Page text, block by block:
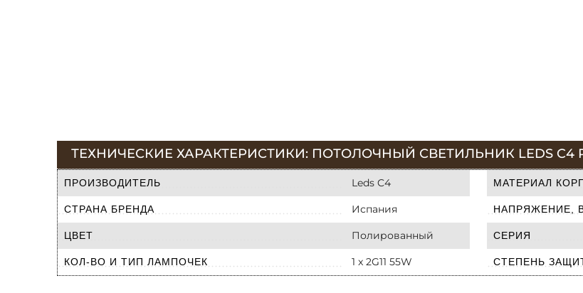
ТЕХНИЧЕСКИЕ ХАРАКТЕРИСТИКИ: ПОТОЛОЧНЫЙ СВЕТИЛЬНИК LEDS C4
ПРОИЗВОДИТЕЛЬ Leds C4
СТРАНА БРЕНДА Испания
ЦВЕТ Полированный
КОЛ-ВО И ТИП ЛАМПОЧЕК 1 x 2G11 55W
МАТЕРИАЛ
НАПРЯЖЕНИЕ,
СЕРИЯ
СТЕПЕНЬ